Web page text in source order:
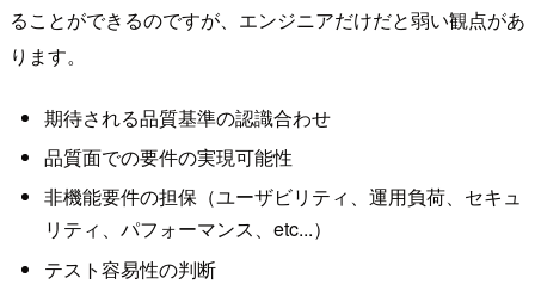
ることができるのですが、エンジニアだけだと弱い観点があ
ります。
期待される品質基準の認識合わせ
品質面での要件の実現可能性
非機能要件の担保（ユーザビリティ、運用負荷、セキュ
リティ、パフォーマンス、etc...）
テスト容易性の判断